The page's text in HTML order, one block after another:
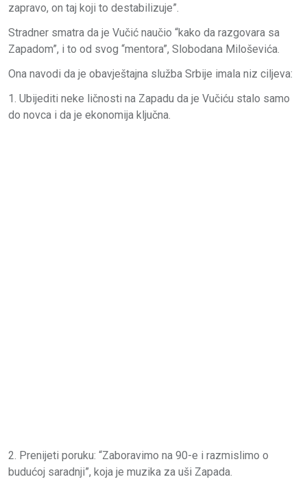
zapravo, on taj koji to destabilizuje”.
Stradner smatra da je Vučić naučio “kako da razgovara sa
Zapadom”, i to od svog “mentora”, Slobodana Miloševića.
Ona navodi da je obavještajna služba Srbije imala niz ciljeva:
1. Ubijediti neke ličnosti na Zapadu da je Vučiću stalo samo
do novca i da je ekonomija ključna.
2. Prenijeti poruku: “Zaboravimo na 90-e i razmislimo o
budućoj saradnji”, koja je muzika za uši Zapada.